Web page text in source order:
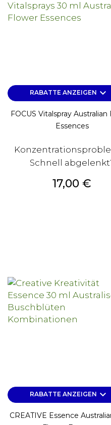
RABATTE ANZEIGEN keyboard_arrow_down
FOCUS Vitalspray Australian
Essences
Schnell
Preis
17,00 €
RABATTE ANZEIGEN keyboard_arrow_down
CREATIVE Essence